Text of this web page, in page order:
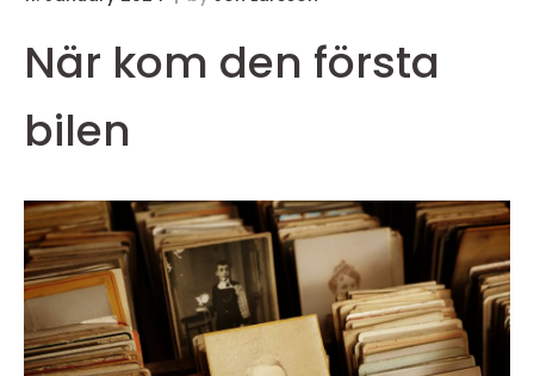
När kom den första
bilen